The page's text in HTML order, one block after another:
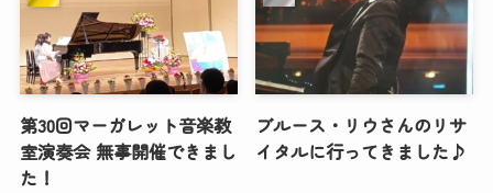
第30回マーガレット音楽教
室演奏会 無事開催できまし
た！
ブルース・リウさんのリサ
イタルに行ってきました♪